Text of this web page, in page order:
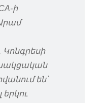
ի
են՝
երկու